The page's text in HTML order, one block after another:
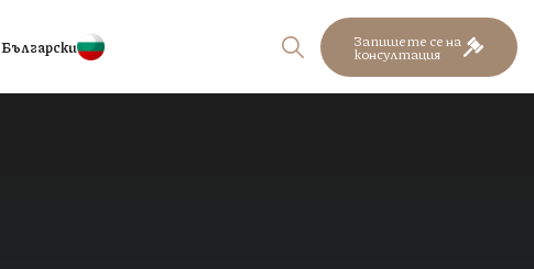
Български Запишете се на
консултация